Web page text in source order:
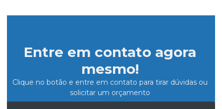
Entre em contato agora
mesmo!
Clique no botão e entre em contato para tirar dúvidas ou
solicitar um orçamento